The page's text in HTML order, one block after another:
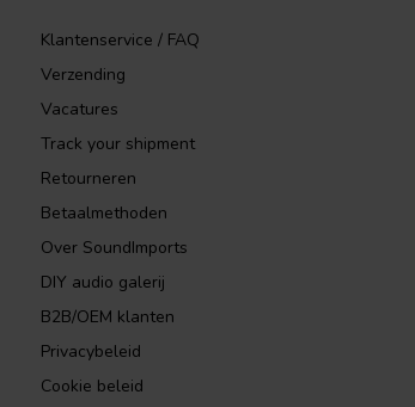
Klantenservice / FAQ
Verzending
Vacatures
Track your shipment
Retourneren
Betaalmethoden
Over SoundImports
DIY audio galerij
B2B/OEM klanten
Privacybeleid
Cookie beleid